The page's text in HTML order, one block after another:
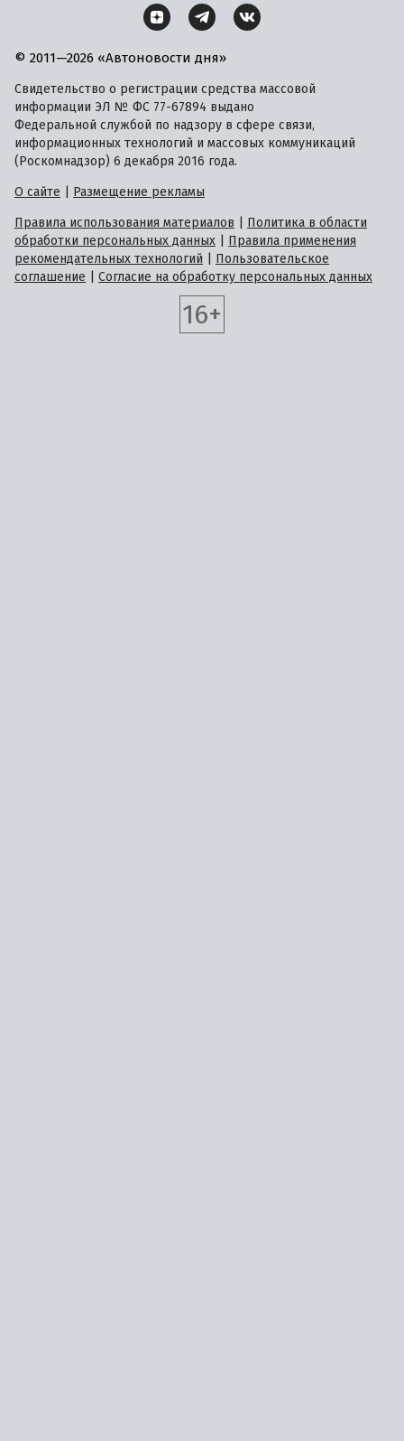
© 2011—2026 «Автоновости дня»
Свидетельство о регистрации средства массовой
информации ЭЛ № ФС 77-67894 выдано
Федеральной службой по надзору в сфере связи,
информационных технологий и массовых коммуникаций
(Роскомнадзор) 6 декабря 2016 года.
О сайте
Размещение рекламы
Правила использования материалов
Политика в области
обработки персональных данных
Правила применения
рекомендательных технологий
Пользовательское
соглашение
Согласие на обработку персональных данных
16+